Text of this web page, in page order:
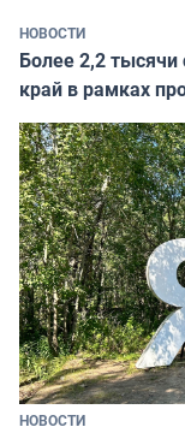
НОВОСТИ
Более 2,2
край в рамках
НОВОСТИ